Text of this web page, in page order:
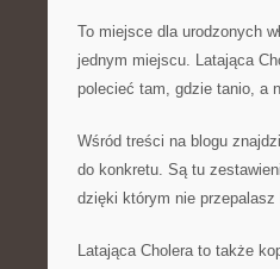
To miejsce dla urodzonych
jednym miejscu. Latająca
polecieć tam, gdzie tanio, a
Wśród treści na blogu
do konkretu. Są tu
dzięki którym nie przepalasz
Latająca Cholera to także